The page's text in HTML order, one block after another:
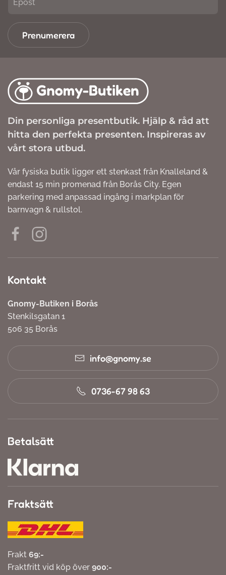
Prenumerera
Din personliga presentbutik. Hjälp & råd att
hitta den perfekta presenten. Inspireras av
vårt stora utbud.
Vår fysiska butik ligger ett stenkast från Knalleland &
endast 15 min promenad från Borås City. Egen
parkering med anpassad ingång i markplan för
barnvagn & rullstol.
Kontakt
Gnomy-Butiken i Borås
Stenkilsgatan 1
506 35 Borås
info@gnomy.se
0736-67 98 63
Betalsätt
Fraktsätt
Frakt 69:-
Fraktfritt vid köp över 900:-